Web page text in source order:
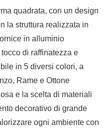
quadrata, con un design
la struttura realizzata in
in alluminio
di raffinatezza e
in 5 diversi colori, a
Rame e Ottone
e la scelta di materiali
decorativo di grande
ogni ambiente con